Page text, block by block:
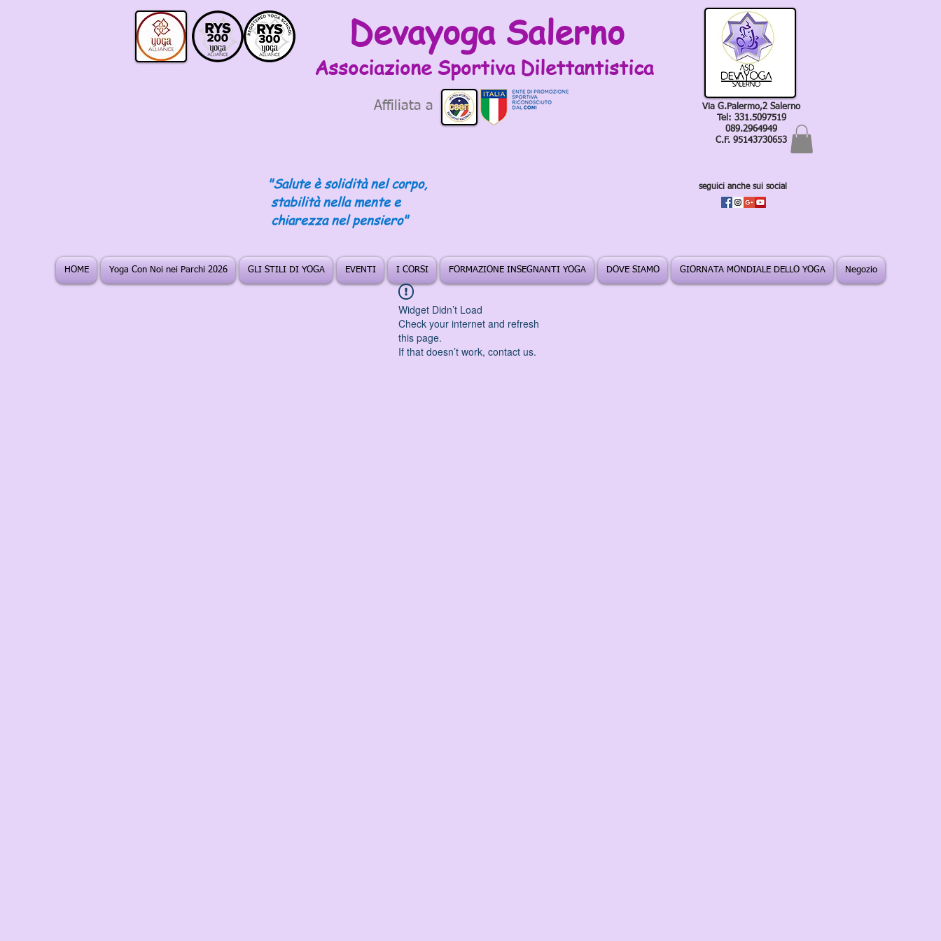
Devayoga Salerno
Associazione Sportiva Dilettantistica
Affiliata a
"Salute è solidità nel corpo,
stabilità nella mente e
chiarezza nel pensiero"
Via G.Palermo,2 Salerno
Tel: 331.5097519
089.2964949
C.F. 95143730653
seguici anche sui social
HOME Yoga Con Noi nei Parchi 2026 GLI STILI DI YOGA EVENTI I CORSI FORMAZIONE INSEGNANTI YOGA DOVE SIAMO GIORNATA MONDIALE DELLO YOGA Negozio
Widget Didn’t Load
Check your internet and refresh
this page.
If that doesn’t work, contact us.